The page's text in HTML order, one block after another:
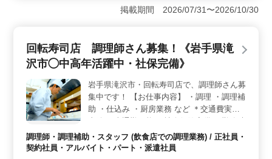
り、豊富な経験を持つ方が若手へ知識を伝える機会もあ
り、経験を活かして働けます。 ＜柔軟な働き方＞
軟な働き方が実現できます。 ＜福利厚生＞ 社会保
険完備で、通勤手当の実費支給があり、安定した働き方
績があり、年齢を気にせず長く活躍できる環境が整って
います。
掲載期間 2026/07/31〜2026/10/30
回転寿司店 調理師さん募集！《岩手県滝
沢市◯中高年活躍中・社保完備》
岩手県滝沢市・回転寿司店で、調理師さん募
集中です！ 【お仕事内容】 ・調理 ・調理補
助 ・仕込み ・厨房業務 など ＊交通費実費
間応相談 調理でのベテランのご経験を、 美
味しいお寿司の一貫一貫に詰め込んでみませ
調理師・調理補助・スタッフ (飲食店での調理業務) / 正社員・
契約社員・アルバイト・パート・派遣社員